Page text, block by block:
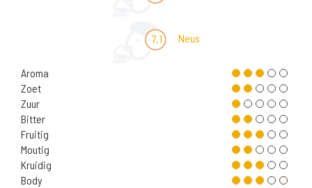
7,1 Neus
Aroma
Zoet
Zuur
Bitter
Fruitig
Moutig
Kruidig
Body